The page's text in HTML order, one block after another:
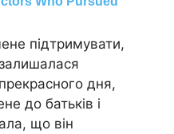
підтримувати,
дня,
до батьків і
що він